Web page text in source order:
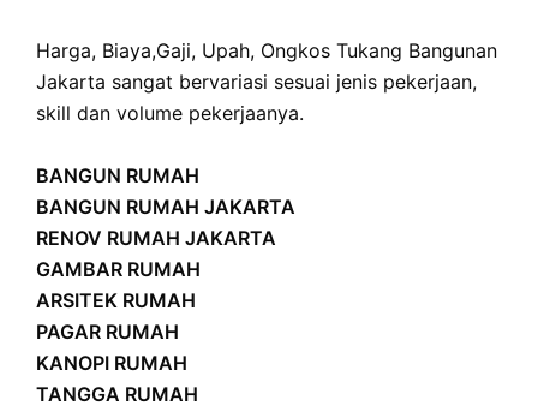
Harga, Biaya,Gaji, Upah, Ongkos Tukang Bangunan
Jakarta sangat bervariasi sesuai jenis pekerjaan,
skill dan volume pekerjaanya.
BANGUN RUMAH
BANGUN RUMAH JAKARTA
RENOV RUMAH JAKARTA
GAMBAR RUMAH
ARSITEK RUMAH
PAGAR RUMAH
KANOPI RUMAH
TANGGA RUMAH